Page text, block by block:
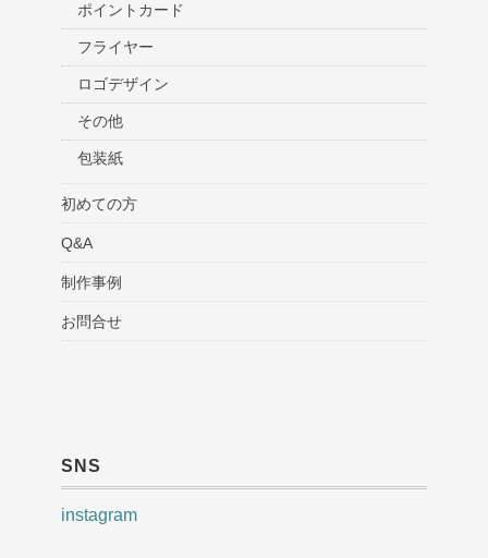
ポイントカード
フライヤー
ロゴデザイン
その他
包装紙
初めての方
Q&A
制作事例
お問合せ
SNS
instagram